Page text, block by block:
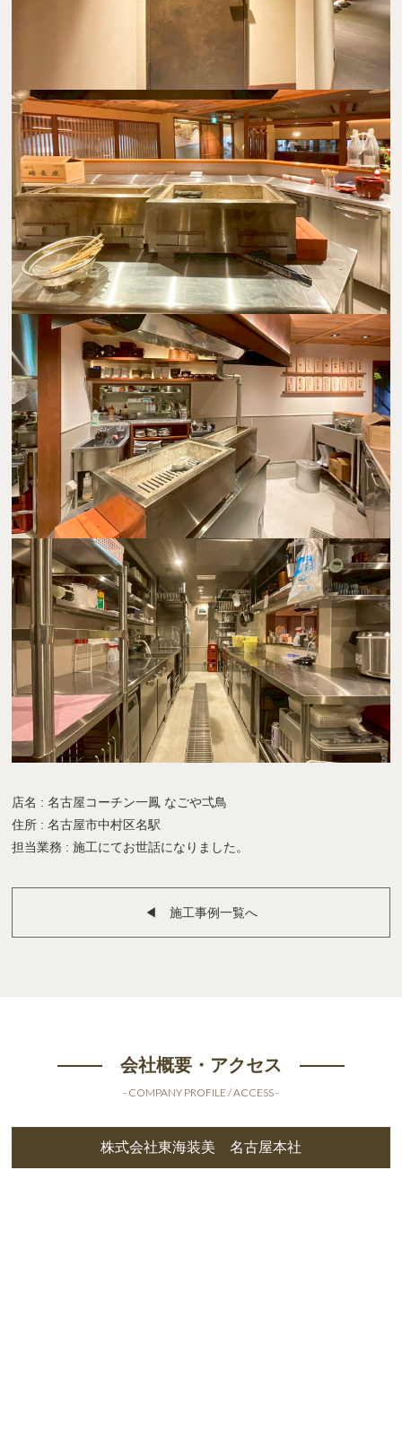
店名 : 名古屋コーチン一鳳 なごや弌鳥
住所 : 名古屋市中村区名駅
担当業務 : 施工にてお世話になりました。
◀︎ 施工事例一覧へ
会社概要・アクセス
- COMPANY PROFILE / ACCESS -
株式会社東海装美 名古屋本社